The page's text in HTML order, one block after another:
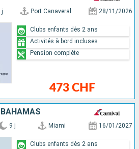
j Port Canaveral 28/11/2026
473 CHF
Clubs enfants dès 2 ans
Activités à bord incluses
Pension complète
9 j Miami 16/01/2027
Clubs enfants dès 2 ans